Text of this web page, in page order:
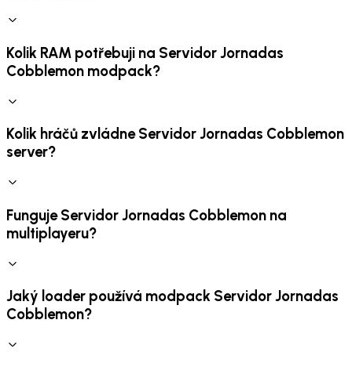
Kolik RAM potřebuji na Servidor Jornadas
Cobblemon modpack?
Kolik hráčů zvládne Servidor Jornadas Cobblemon
server?
Funguje Servidor Jornadas Cobblemon na
multiplayeru?
Jaký loader používá modpack Servidor Jornadas
Cobblemon?